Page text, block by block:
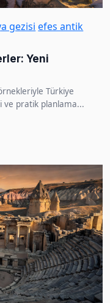
gezisi efes antik
Yeni
Türkiye
ve pratik planlama...